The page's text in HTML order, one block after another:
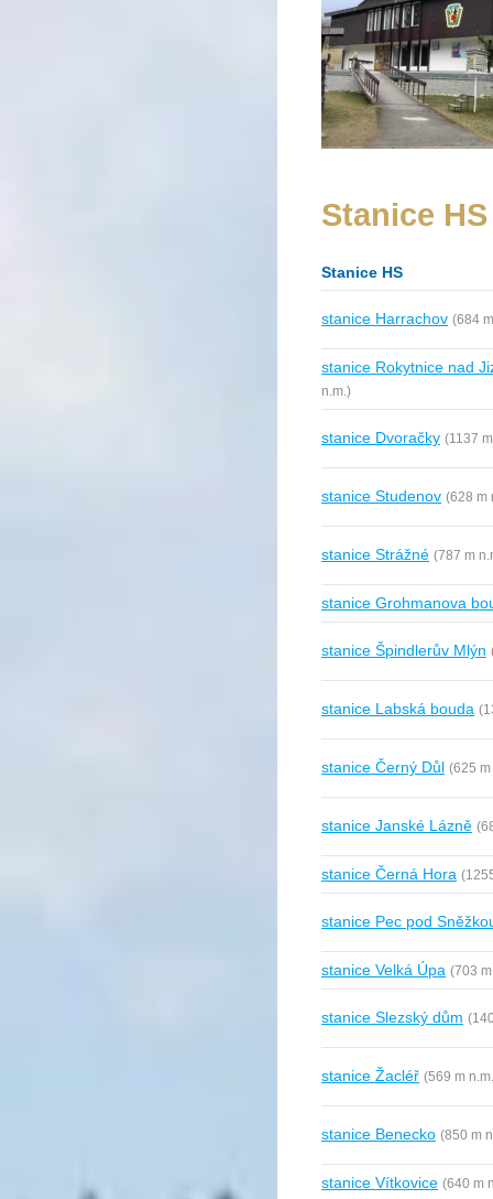
Stanice
Stanice HS
stanice Harrachov (684
stanice Rokytnice nad
n.m.)
stanice Dvoračky (1137
stanice Studenov (628 m
stanice Strážné (787 m
stanice Grohmanova
stanice Špindlerův Mlýn
stanice Labská bouda
stanice Černý Důl (625 m
stanice Janské Lázně
stanice Černá Hora
stanice Pec pod
stanice Velká Úpa (703
stanice Slezský dům
stanice Žacléř (569 m
stanice Benecko (850 m
stanice Vítkovice (640 m